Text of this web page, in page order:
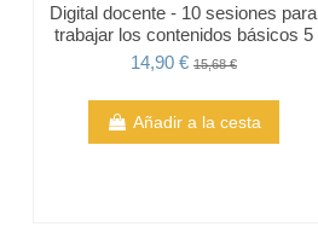
Digital docente - 10 sesiones para
trabajar los contenidos básicos 5
14,90 € 15,68 €
Añadir a la cesta